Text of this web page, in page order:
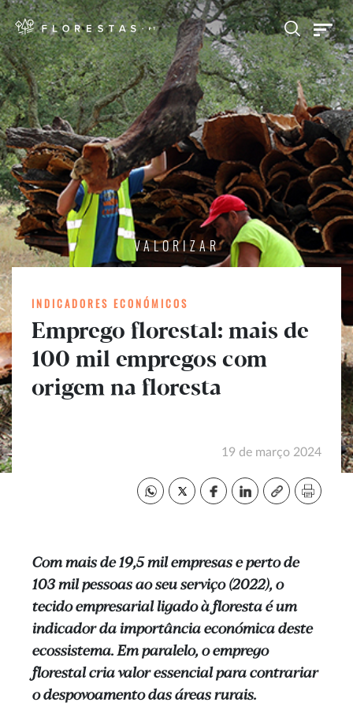
VALORIZAR
INDICADORES ECONÓMICOS
Emprego florestal: mais de
100 mil empregos com
origem na floresta
19 de março 2024
Com mais de 19,5 mil empresas e perto de
103 mil pessoas ao seu serviço (2022), o
tecido empresarial ligado à floresta é um
indicador da importância económica deste
ecossistema. Em paralelo, o emprego
florestal cria valor essencial para contrariar
o despovoamento das áreas rurais.